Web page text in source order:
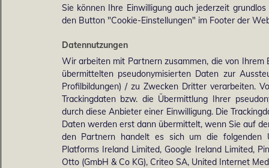
Sie können Ihre Einwilligung auch jederzeit
den Button "Cookie-Einstellungen" im Footer der
Datennutzungen
Wir arbeiten mit Partnern zusammen, die von Ihrem
übermittelten pseudonymisierten Daten zur
Profilbildungen) / zu Zwecken Dritter verarbeiten.
Trackingdaten bzw. die Übermittlung Ihrer
durch diese Anbieter einer Einwilligung. Die
Daten werden erst dann übermittelt, wenn Sie auf
den Partnern handelt es sich um die folgenden
Platforms Ireland Limited, Google Ireland Limited,
Otto (GmbH & Co KG), Criteo SA, United Internet